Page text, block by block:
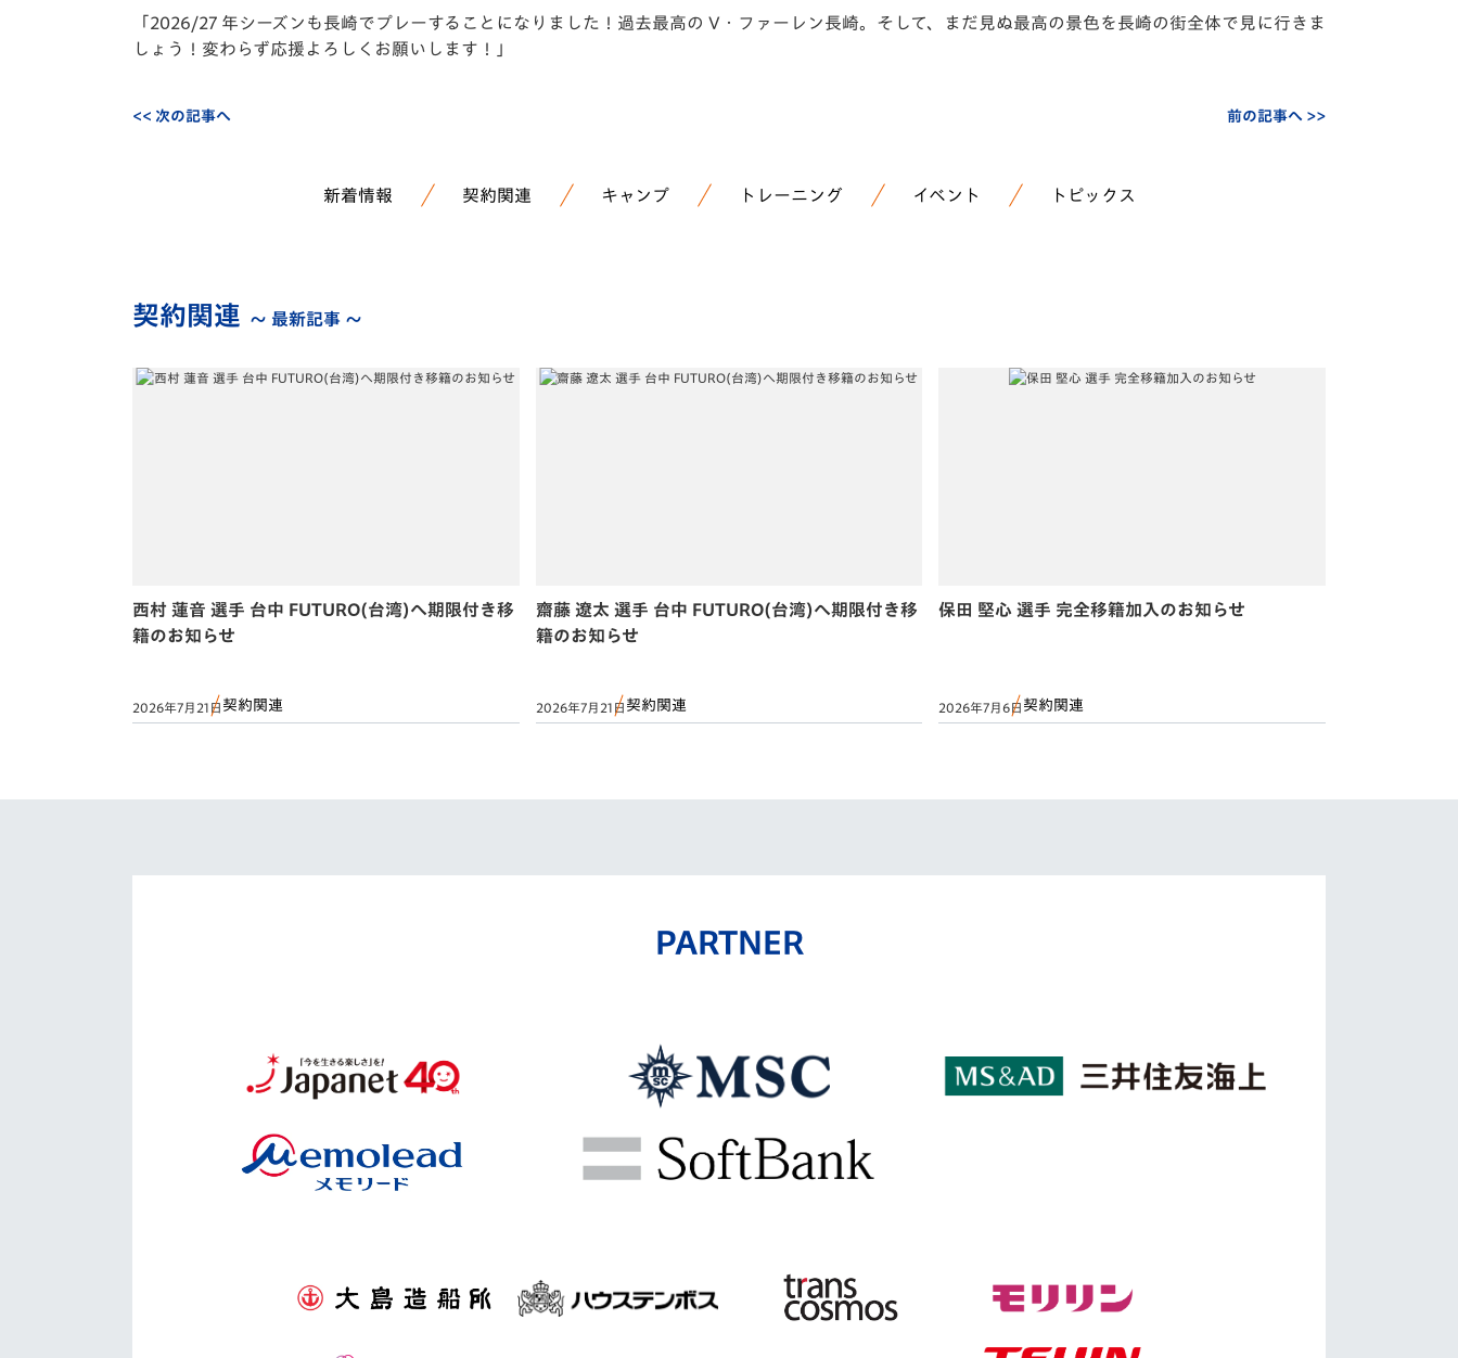
ホームタウン活動
「2026/27 年シーズンも長崎でプレーすることになりました！過去最高の V・ファーレン長崎。そして、まだ見ぬ最高の景色を長崎の街全体で見に行きま
しょう！変わらず応援よろしくお願いします！」
<< 次の記事へ 前の記事へ >>
新着情報 契約関連 キャンプ トレーニング イベント トピックス
契約関連 ～ 最新記事 ～
西村 蓮音 選手 台中 FUTURO(台湾)へ期限付き移
籍のお知らせ
2026年7月21日 契約関連
齋藤 遼太 選手 台中 FUTURO(台湾)へ期限付き移
籍のお知らせ
2026年7月21日 契約関連
保田 堅心 選手 完全移籍加入のお知らせ
2026年7月6日 契約関連
PARTNER